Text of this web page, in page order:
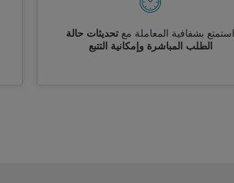
استمتع بشفافية المعاملة مع تحديثات حالة
الطلب المباشرة وإمكانية التتبع